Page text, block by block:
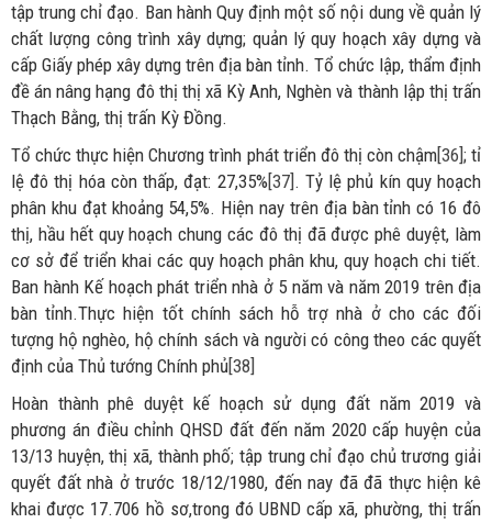
tập trung chỉ đạo. Ban hành Quy định một số nội dung về quản lý
chất lượng công trình xây dựng; quản lý quy hoạch xây dựng và
cấp Giấy phép xây dựng trên địa bàn tỉnh. Tổ chức lập, thẩm định
đề án nâng hạng đô thị thị xã Kỳ Anh, Nghèn và thành lập thị trấn
Thạch Bằng, thị trấn Kỳ Đồng.
Tổ chức thực hiện Chương trình phát triển đô thị còn chậm[36]; tỉ
lệ đô thị hóa còn thấp, đạt: 27,35%[37]. Tỷ lệ phủ kín quy hoạch
phân khu đạt khoảng 54,5%. Hiện nay trên địa bàn tỉnh có 16 đô
thị, hầu hết quy hoạch chung các đô thị đã được phê duyệt, làm
cơ sở để triển khai các quy hoạch phân khu, quy hoạch chi tiết.
Ban hành Kế hoạch phát triển nhà ở 5 năm và năm 2019 trên địa
bàn tỉnh.Thực hiện tốt chính sách hỗ trợ nhà ở cho các đối
tượng hộ nghèo, hộ chính sách và người có công theo các quyết
định của Thủ tướng Chính phủ[38]
Hoàn thành phê duyệt kế hoạch sử dụng đất năm 2019 và
phương án điều chỉnh QHSD đất đến năm 2020 cấp huyện của
13/13 huyện, thị xã, thành phố; tập trung chỉ đạo chủ trương giải
quyết đất nhà ở trước 18/12/1980, đến nay đã đã thực hiện kê
khai được 17.706 hồ sơ,trong đó UBND cấp xã, phường, thị trấn